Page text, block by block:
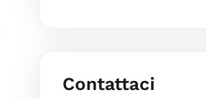
Contattaci